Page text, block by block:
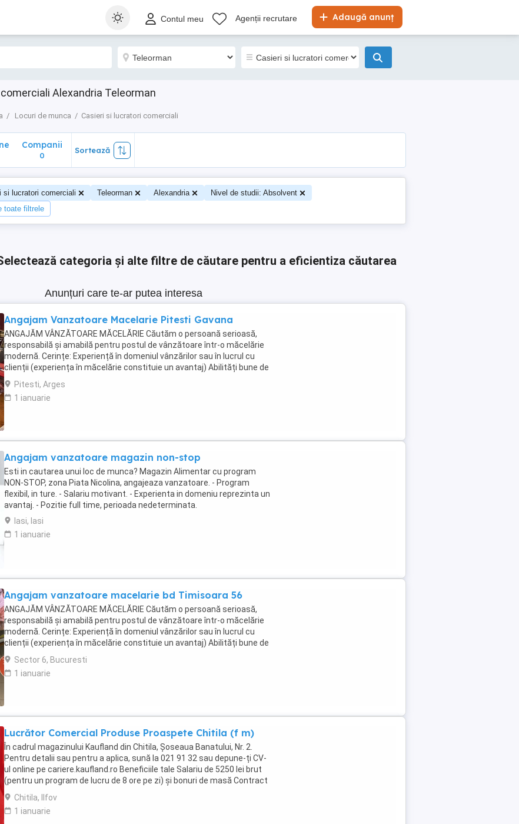
Adaugă anunț
Contul meu Agenții recrutare
Alexandria Teleorman
Locuri de munca Casieri si lucratori comerciali
Companii
0
Sortează
si lucratori comerciali Teleorman Alexandria
Nivel de studii: Absolvent
toate filtrele
categoria și alte filtre de căutare pentru a eficientiza căutarea
Anunțuri care te-ar putea interesa
Angajam Vanzatoare Macelarie Pitesti Gavana
ANGAJĂM VÂNZĂTOARE MĂCELĂRIE Căutăm o persoană serioasă,
responsabilă și amabilă pentru postul de vânzătoare într-o măcelărie
modernă. Cerințe: Experiență în domeniul vânzărilor sau în lucrul cu
clienții (experiența în măcelărie constituie un avantaj) Abilități bune de
comunicare și relaționare Rapiditate, ...
Pitesti, Arges
1 ianuarie
Angajam vanzatoare magazin non-stop
Esti in cautarea unui loc de munca? Magazin Alimentar cu program
NON-STOP, zona Piata Nicolina, angajeaza vanzatoare. - Program
flexibil, in ture. - Salariu motivant. - Experienta in domeniu reprezinta un
avantaj. - Pozitie full time, perioada nedeterminata.
Iasi, Iasi
1 ianuarie
Angajam vanzatoare macelarie bd Timisoara 56
ANGAJĂM VÂNZĂTOARE MĂCELĂRIE Căutăm o persoană serioasă,
responsabilă și amabilă pentru postul de vânzătoare într-o măcelărie
modernă. Cerințe: Experiență în domeniul vânzărilor sau în lucrul cu
clienții (experiența în măcelărie constituie un avantaj) Abilități bune de
comunicare și relaționare Rapiditate, ...
Sector 6, Bucuresti
1 ianuarie
Lucrător Comercial Produse Proaspete Chitila (f m)
În cadrul magazinului Kaufland din Chitila, Șoseaua Banatului, Nr. 2.
Pentru detalii sau pentru a aplica, sună la 021 91 32 sau depune-ți CV-
ul online pe cariere.kaufland.ro Beneficiile tale Salariu de 5250 lei brut
(pentru un program de lucru de 8 ore pe zi) și bonuri de masă Contract
de muncă pe ...
Chitila, Ilfov
1 ianuarie